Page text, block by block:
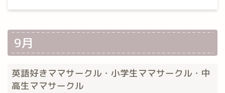
9月
英語好きママサークル・小学生ママサークル・中
高生ママサークル